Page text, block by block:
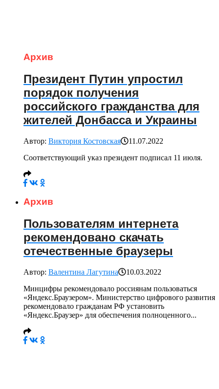
Архив
Президент Путин упростил
порядок получения
российского гражданства для
жителей Донбасса и Украины
Автор: Виктория Костовская
11.07.2022
Соответствующий указ президент подписал 11 июля.
Архив
Пользователям интернета
рекомендовано скачать
отечественные браузеры
Автор: Валентина Лагутина
10.03.2022
Минцифры рекомендовало россиянам пользоваться
«Яндекс.Браузером». Министерство цифрового развития
рекомендовало гражданам РФ установить
«Яндекс.Браузер» для обеспечения полноценного...